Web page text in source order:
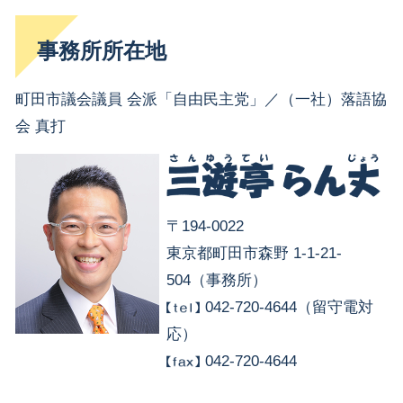
事務所所在地
町田市議会議員 会派「自由民主党」／（一社）落語協
会 真打
〒194-0022
東京都町田市森野 1-1-21-
504（事務所）
042-720-4644（留守電対
応）
042-720-4644